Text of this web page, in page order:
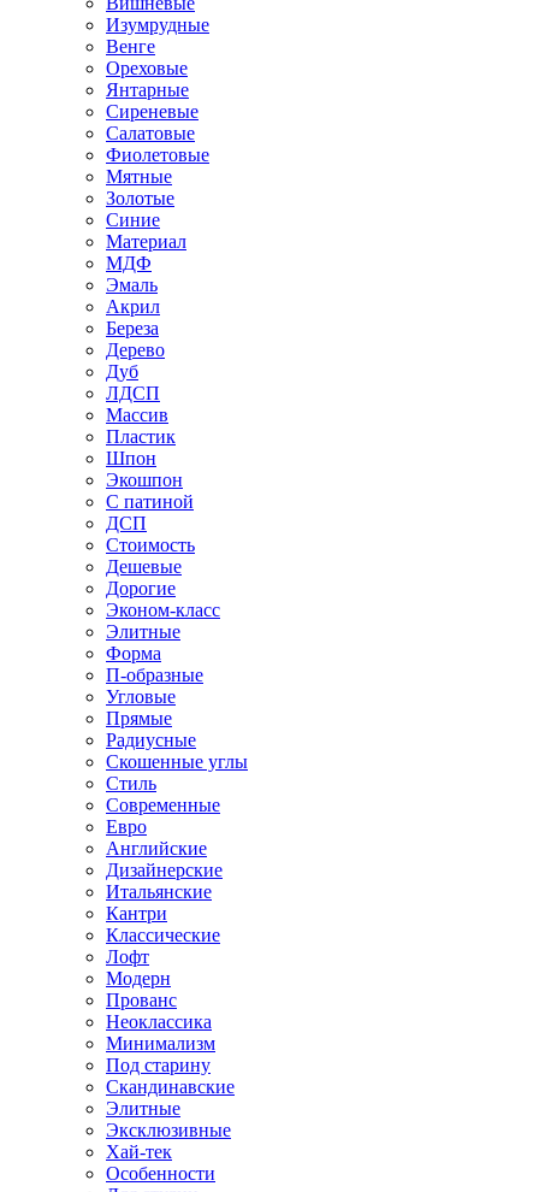
Изумрудные
Венге
Ореховые
Янтарные
Сиреневые
Салатовые
Фиолетовые
Мятные
Золотые
Синие
Материал
МДФ
Эмаль
Акрил
Береза
Дерево
Дуб
ЛДСП
Массив
Пластик
Шпон
Экошпон
С патиной
ДСП
Стоимость
Дешевые
Дорогие
Эконом-класс
Элитные
Форма
П-образные
Угловые
Прямые
Радиусные
Скошенные углы
Стиль
Современные
Евро
Английские
Дизайнерские
Итальянские
Кантри
Классические
Лофт
Модерн
Прованс
Неоклассика
Минимализм
Под старину
Скандинавские
Элитные
Эксклюзивные
Хай-тек
Особенности